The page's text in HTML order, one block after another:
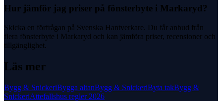
Hur jämför jag priser på fönsterbyte i Markaryd?
Skicka en förfrågan på Svenska Hantverkare. Du får anbud från
flera fönsterbyte i Markaryd och kan jämföra priser, recensioner och
tillgänglighet.
Läs mer
Bygg & SnickeriBygga altanBygg & SnickeriByta takBygg &
SnickeriAttefallshus regler 2026